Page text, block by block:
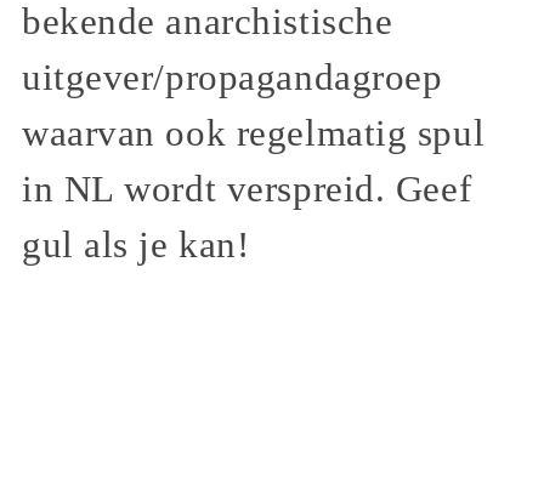
bekende anarchistische
uitgever/propagandagroep
waarvan ook regelmatig spul
in NL wordt verspreid. Geef
gul als je kan!